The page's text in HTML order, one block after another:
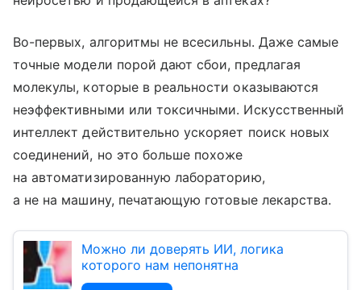
Во-первых, алгоритмы не всесильны. Даже самые
точные модели порой дают сбои, предлагая
молекулы, которые в реальности оказываются
неэффективными или токсичными. Искусственный
интеллект действительно ускоряет поиск новых
соединений, но это больше похоже
на автоматизированную лабораторию,
а не на машину, печатающую готовые лекарства.
Можно ли доверять ИИ, логика
которого нам непонятна